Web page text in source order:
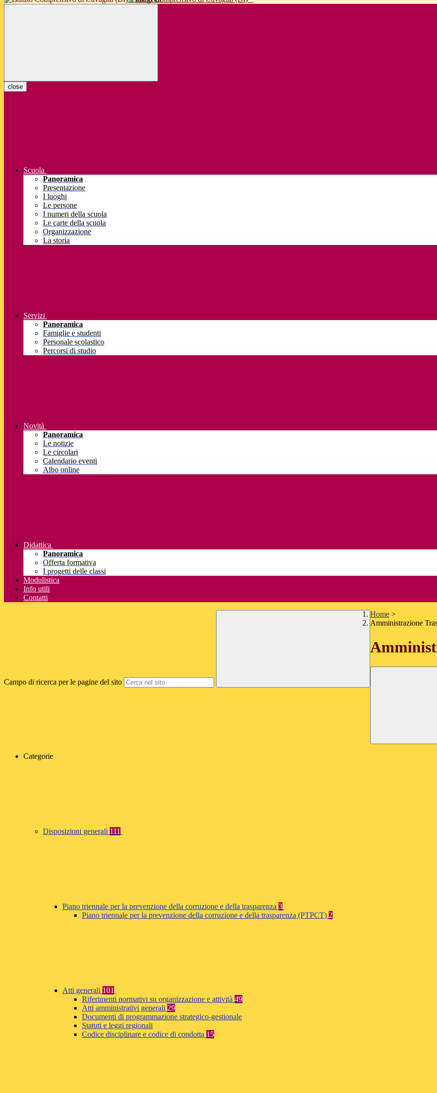
close
Scuola
Panoramica
Presentazione
I luoghi
Le persone
I numeri della scuola
Le carte della scuola
Organizzazione
La storia
Servizi
Panoramica
Famiglie e studenti
Personale scolastico
Percorsi di studio
Novità
Panoramica
Le notizie
Le circolari
Calendario eventi
Albo online
Didattica
Panoramica
Offerta formativa
I progetti delle classi
Modulistica
Info utili
Contatti
Campo di ricerca per le pagine del sito
Home >
Amministrazione
Categorie
Disposizioni generali 111
Piano triennale per la prevenzione della corruzione e della trasparenza 3
Piano triennale per la prevenzione della corruzione e della trasparenza (PTPCT) 2
Atti generali 101
Riferimenti normativi su organizzazione e attività 49
Atti amministrativi generali 29
Documenti di programmazione strategico-gestionale
Statuti e leggi regionali
Codice disciplinare e codice di condotta 15